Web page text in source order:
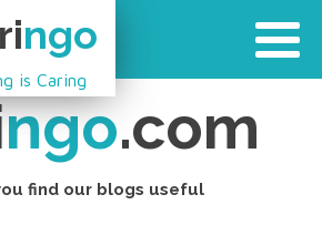
ngo
is Caring
ngo.com
find our blogs useful